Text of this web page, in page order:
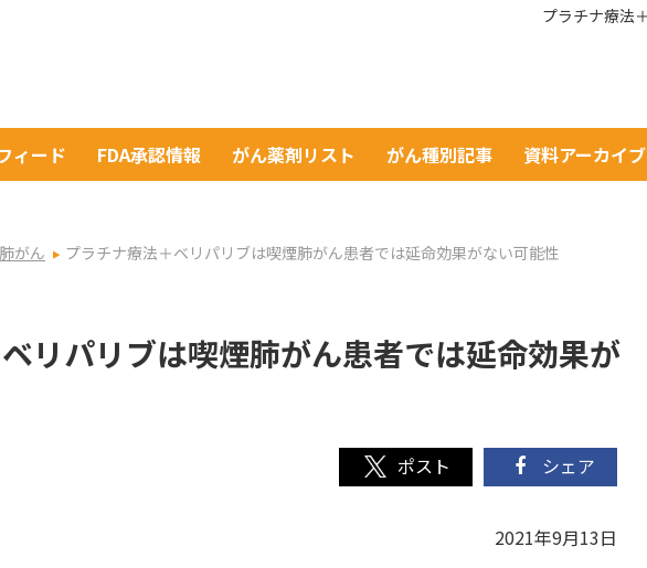
プラチナ療法
ィード FDA承認情報 がん薬剤リスト がん種別記事 資料アーカイブ
肺がん プラチナ療法＋ベリパリブは喫煙肺がん患者では延命効果がない可能性
リパリブは喫煙肺がん患者では延命効果が
シェア
2021年9月13日